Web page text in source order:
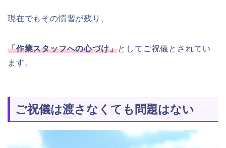
現在でもその慣習が残り、
「作業スタッフへの心づけ」としてご祝儀とされてい
ます。
ご祝儀は渡さなくても問題はない